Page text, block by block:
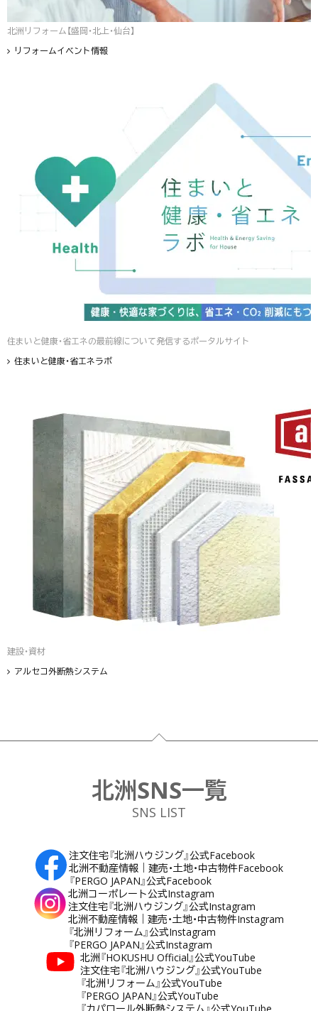
北洲リフォーム【盛岡・北上・仙台】
リフォームイベント情報
住まいと健康・省エネの最前線について発信するポータルサイト
住まいと健康・省エネラボ
建設・資材
アルセコ外断熱システム
フッター
北洲SNS一覧
SNS LIST
注文住宅『北洲ハウジング』公式Facebook
北洲不動産情報｜建売・土地・中古物件Facebook
『PERGO JAPAN』公式Facebook
北洲コーポレート公式Instagram
注文住宅『北洲ハウジング』公式Instagram
北洲不動産情報｜建売・土地・中古物件Instagram
『北洲リフォーム』公式Instagram
『PERGO JAPAN』公式Instagram
北洲『HOKUSHU Official』公式YouTube
注文住宅『北洲ハウジング』公式YouTube
『北洲リフォーム』公式YouTube
『PERGO JAPAN』公式YouTube